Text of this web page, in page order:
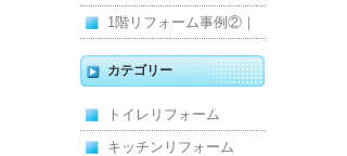
ン防水工事
備住宅リフォーム
1階リフォーム事例②｜
キッチン・床・収納を一
新し、扉新設で動線を整
えた全面改修
カテゴリー
トイレリフォーム
キッチンリフォーム